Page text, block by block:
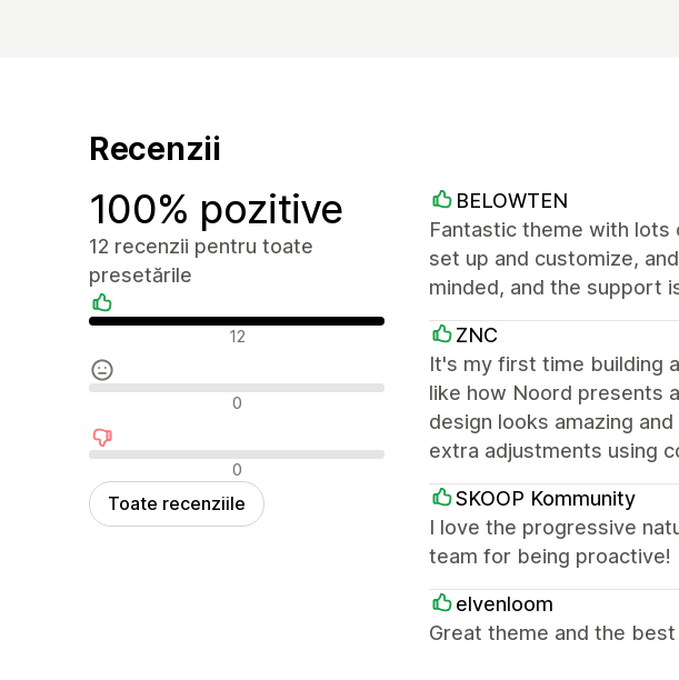
Recenzii
100% pozitive
12 recenzii pentru toate
presetările
Recenzii pozitive12
Recenzii neutre 0
Recenzii negative0
Toate recenziile
BELOWTEN
Fantastic theme with
set up and customize,
minded, and the support
ZNC
It's my first time building
like how Noord presents
design looks amazing
extra adjustments using
SKOOP Kommunity
I love the progressive
team for being proactive!
elvenloom
Great theme and the